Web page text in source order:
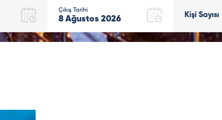
Çıkış Tarihi
8 Ağustos 2026 Kişi Sayısı